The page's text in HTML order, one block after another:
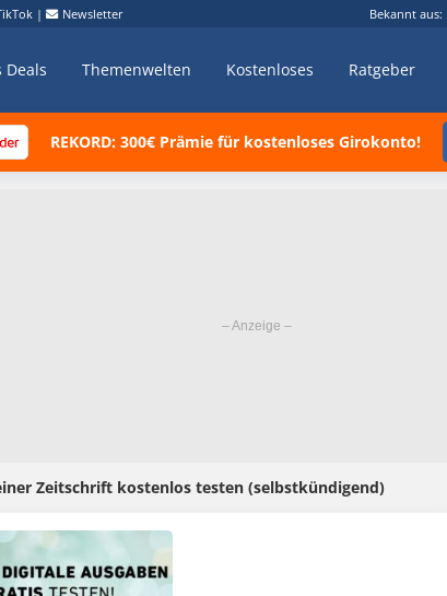
| Newsletter Bekannt aus:
Deals Themenwelten Kostenloses Ratgeber
REKORD: 300€ Prämie für kostenloses Girokonto!
Zeitschrift kostenlos testen (selbstkündigend)